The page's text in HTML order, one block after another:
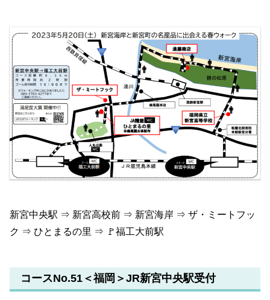
新宮中央駅 ⇒ 新宮高校前 ⇒ 新宮海岸 ⇒ ザ・ミートフッ
ク ⇒ ひとまるの里 ⇒ 🚩福工大前駅
コースNo.51＜福岡＞JR新宮中央駅受付